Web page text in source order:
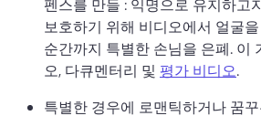
펜스를 만들 : 익명으로 유지하고
보호하기 위해 비디오에서 얼굴
순간까지 특별한 손님을 은폐. 이
오, 다큐멘터리 및 평가 비디오.
특별한 경우에 로맨틱하거나 꿈